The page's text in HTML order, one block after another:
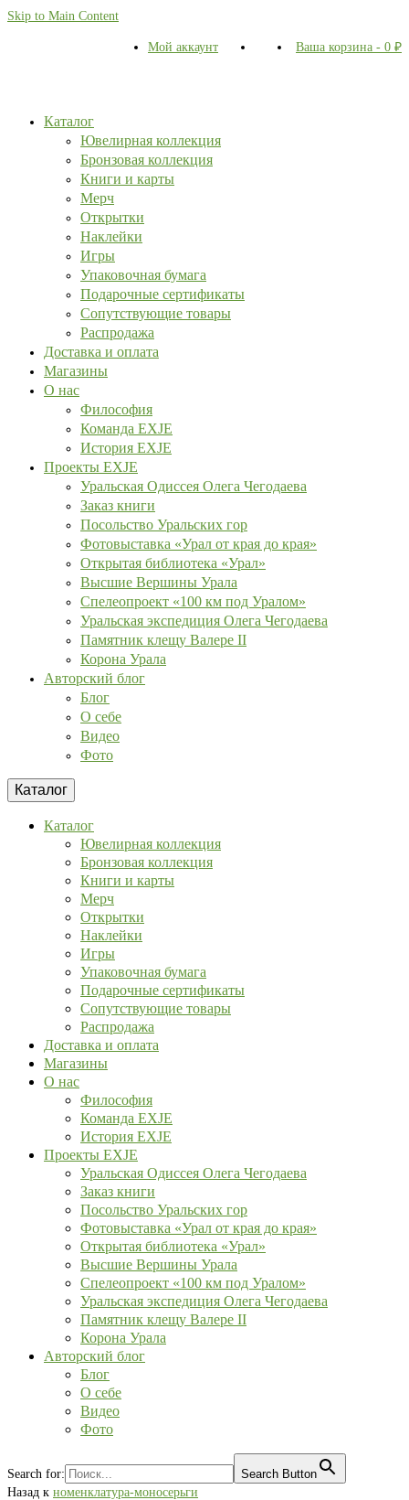
Skip to Main Content
Мой аккаунт Ваша корзина - 0 ₽
Каталог
Ювелирная коллекция
Бронзовая коллекция
Книги и карты
Мерч
Открытки
Наклейки
Игры
Упаковочная бумага
Подарочные сертификаты
Сопутствующие товары
Распродажа
Доставка и оплата
Магазины
О нас
Философия
Команда EXJE
История EXJE
Проекты EXJE
Уральская Одиссея Олега Чегодаева
Заказ книги
Посольство Уральских гор
Фотовыставка «Урал от края до края»
Открытая библиотека «Урал»
Высшие Вершины Урала
Спелеопроект «100 км под Уралом»
Уральская экспедиция Олега Чегодаева
Памятник клещу Валере II
Корона Урала
Авторский блог
Блог
О себе
Видео
Фото
Каталог
Каталог
Ювелирная коллекция
Бронзовая коллекция
Книги и карты
Мерч
Открытки
Наклейки
Игры
Упаковочная бумага
Подарочные сертификаты
Сопутствующие товары
Распродажа
Доставка и оплата
Магазины
О нас
Философия
Команда EXJE
История EXJE
Проекты EXJE
Уральская Одиссея Олега Чегодаева
Заказ книги
Посольство Уральских гор
Фотовыставка «Урал от края до края»
Открытая библиотека «Урал»
Высшие Вершины Урала
Спелеопроект «100 км под Уралом»
Уральская экспедиция Олега Чегодаева
Памятник клещу Валере II
Корона Урала
Авторский блог
Блог
О себе
Видео
Фото
Search for:
Search Button
Назад к номенклатура-моносерьги